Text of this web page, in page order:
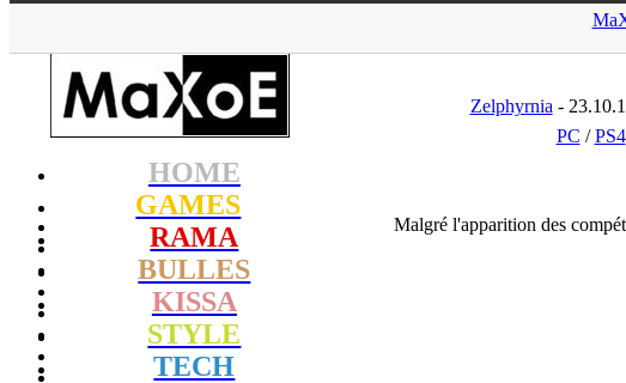
HOME
GAMES
RAMA
BULLES
KISSA
STYLE
TECH
Zelphyrnia -
PC /PS4
Malgré l'apparition des